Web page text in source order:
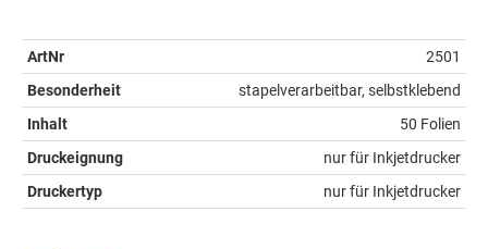
ArtNr
2501
Besonderheit
stapelverarbeitbar, selbstklebend
Inhalt
50 Folien
Druckeignung
nur für Inkjetdrucker
Druckertyp
nur für Inkjetdrucker